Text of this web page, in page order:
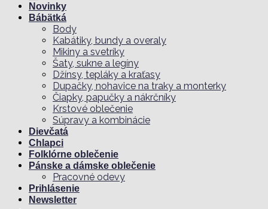
Novinky
Bábätká
Body
Kabátiky, bundy a overaly
Mikiny a svetríky
Šaty, sukne a legíny
Džínsy, tepláky a kraťasy
Dupačky, nohavice na traky a monterky
Čiapky, papučky a nákrčníky
Krstové oblečenie
Súpravy a kombinácie
Dievčatá
Chlapci
Folklórne oblečenie
Pánske a dámske oblečenie
Pracovné odevy
Prihlásenie
Newsletter